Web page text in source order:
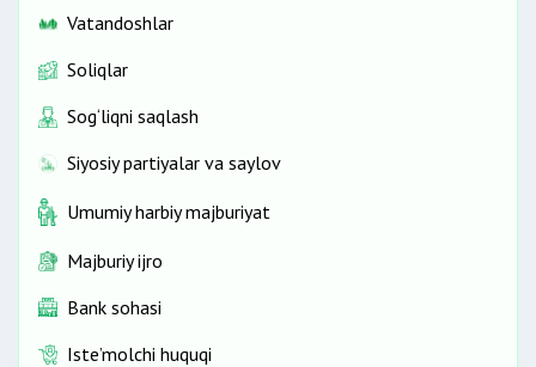
Vatandoshlar
Soliqlar
Sog‘liqni saqlash
Siyosiy partiyalar va saylov
Umumiy harbiy majburiyat
Majburiy ijro
Bank sohasi
Iste’molchi huquqi